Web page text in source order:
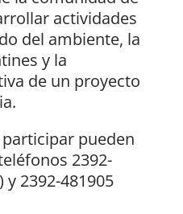
actividades
del ambiente, la
y la
de un proyecto
pueden
2392-
y 2392-481905